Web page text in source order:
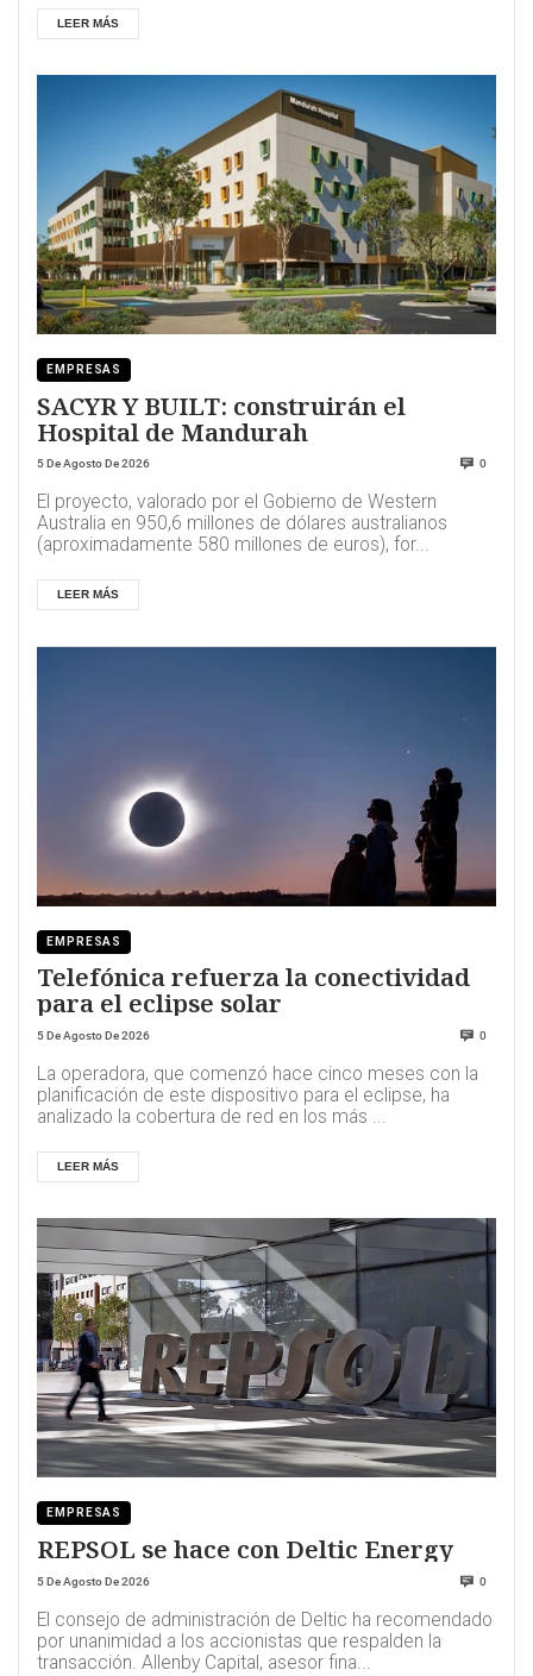
LEER MÁS
EMPRESAS
SACYR Y BUILT: construirán el
Hospital de Mandurah
5 De Agosto De 2026 0
El proyecto, valorado por el Gobierno de Western
Australia en 950,6 millones de dólares australianos
(aproximadamente 580 millones de euros), for...
LEER MÁS
EMPRESAS
Telefónica refuerza la conectividad
para el eclipse solar
5 De Agosto De 2026 0
La operadora, que comenzó hace cinco meses con la
planificación de este dispositivo para el eclipse, ha
analizado la cobertura de red en los más ...
LEER MÁS
EMPRESAS
REPSOL se hace con Deltic Energy
5 De Agosto De 2026 0
El consejo de administración de Deltic ha recomendado
por unanimidad a los accionistas que respalden la
transacción. Allenby Capital, asesor fina...